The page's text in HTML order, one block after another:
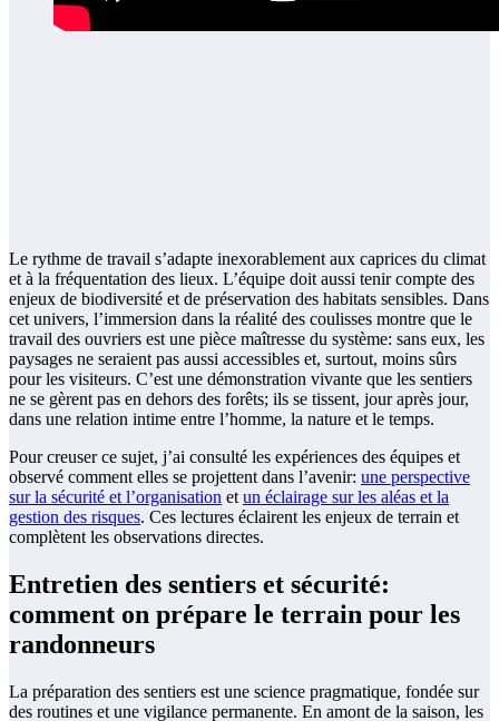
Le rythme de travail s’adapte inexorablement aux caprices du climat
et à la fréquentation des lieux. L’équipe doit aussi tenir compte des
enjeux de biodiversité et de préservation des habitats sensibles. Dans
cet univers, l’immersion dans la réalité des coulisses montre que le
travail des ouvriers est une pièce maîtresse du système: sans eux, les
paysages ne seraient pas aussi accessibles et, surtout, moins sûrs
pour les visiteurs. C’est une démonstration vivante que les sentiers
ne se gèrent pas en dehors des forêts; ils se tissent, jour après jour,
dans une relation intime entre l’homme, la nature et le temps.
Pour creuser ce sujet, j’ai consulté les expériences des équipes et
observé comment elles se projettent dans l’avenir: une perspective
sur la sécurité et l’organisation et un éclairage sur les aléas et la
gestion des risques. Ces lectures éclairent les enjeux de terrain et
complètent les observations directes.
Entretien des sentiers et sécurité:
comment on prépare le terrain pour les
randonneurs
La préparation des sentiers est une science pragmatique, fondée sur
des routines et une vigilance permanente. En amont de la saison, les